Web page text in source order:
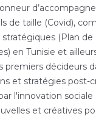
de taille (Covid),
stratégiques (Plan
en Tunisie et
premiers décideurs
et stratégies post-
l'innovation sociale
et créatives